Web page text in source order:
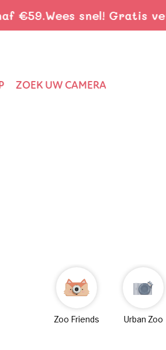
Wees snel! Gratis
ZOEK UW CAMERA
Zoo Friends Urban Zoo